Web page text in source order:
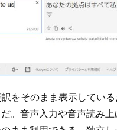
をそのまま表示してい
。音声入力や音声読み